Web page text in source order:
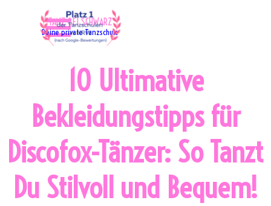
Menü überspringen
"TANZ BEI SCHWARZ"
Deine private Tanzschule
10 Ultimative
Bekleidungstipps für
Discofox-Tänzer: So Tanzt
Du Stilvoll und Bequem!